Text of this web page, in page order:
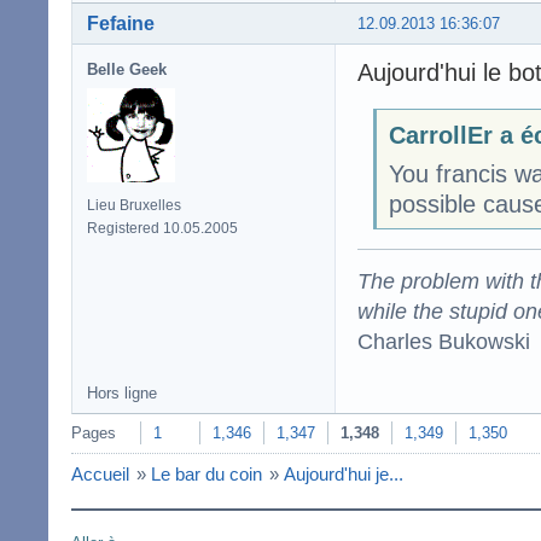
12.09.2013 16:36:07
Fefaine
Belle Geek
Lieu Bruxelles
Registered 10.05.2005
Aujourd'hui le
CarrollEr a
You francis
possible
The problem with
while the stupid
Charles Bukowski
Hors ligne
Pages 1 1,346 1,347 1,348 1,349 1,350
Accueil » Le bar du coin » Aujourd'hui je...